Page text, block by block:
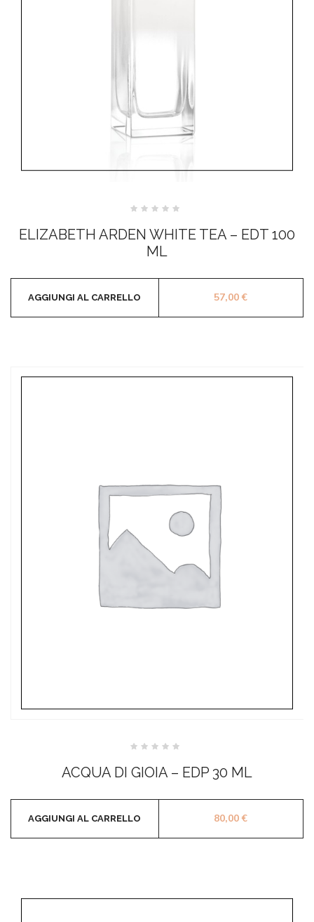
su
5
ELIZABETH ARDEN WHITE TEA – EDT 100
ML
57,00€
AGGIUNGI AL CARRELLO
su
5
ACQUA DI GIOIA – EDP 30 ML
80,00€
AGGIUNGI AL CARRELLO